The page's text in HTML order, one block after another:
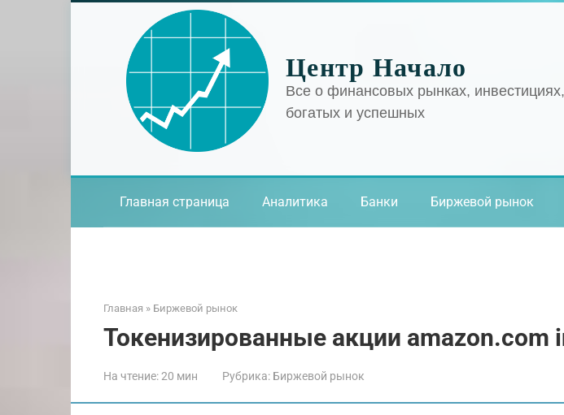
Центр Начало
Все о финансовых рынках,
богатых и успешных
Главная страница Аналитика Банки Биржевой рынок
Главная » Биржевой рынок
Токенизированные акции amazon.com
На чтение:20 мин Рубрика: Биржевой рынок